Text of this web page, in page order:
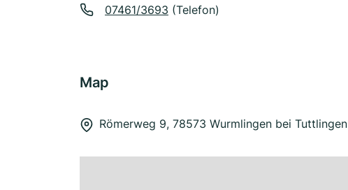
07461/3693 (Telefon)
Map
Römerweg 9, 78573 Wurmlingen bei Tuttlingen